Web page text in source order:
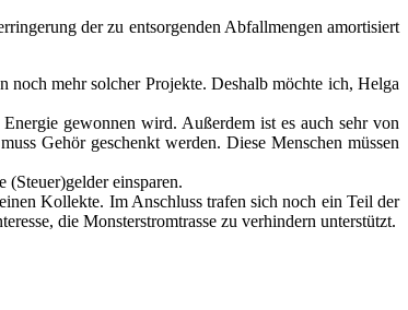
der zu ent­sor­gen­den Abfall­men­gen amor­ti­siert
mehr sol­cher Pro­jek­te. Des­halb möch­te ich, Hel­ga
gewon­nen wird. Außer­dem ist es auch sehr von
Gehör geschenkt wer­den. Die­se Men­schen müs­sen
ein­spa­ren.
Kol­lek­te. Im Anschluss tra­fen sich noch ein Teil der
die Mons­ter­strom­tras­se zu ver­hin­dern unterstützt.